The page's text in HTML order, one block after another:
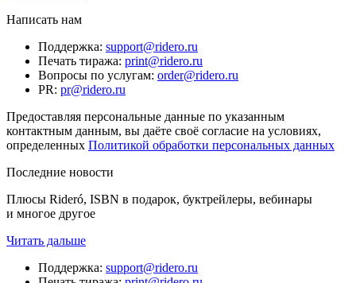
Написать нам
Поддержка: support@ridero.ru
Печать тиража: print@ridero.ru
Вопросы по услугам: order@ridero.ru
PR: pr@ridero.ru
Предоставляя персональные данные по указанным
контактным данным, вы даёте своё согласие на условиях,
определенных Политикой обработки персональных данных
Последние новости
Плюсы Rideró, ISBN в подарок, буктрейлеры, вебинары
и многое другое
Читать дальше
Поддержка: support@ridero.ru